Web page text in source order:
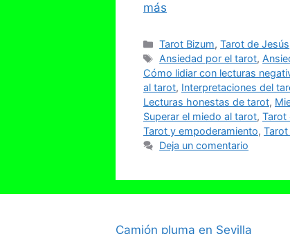
más
Categorías
Tarot Bizum,Tarot de Jesús
Etiquetas
Ansiedad por el tarot,
Cómo lidiar con lecturas
al tarot, Interpretaciones del
Lecturas honestas de tarot,
Superar el miedo al tarot, Tarot
Tarot y empoderamiento,
Deja un comentario
Camión pluma en Sevilla